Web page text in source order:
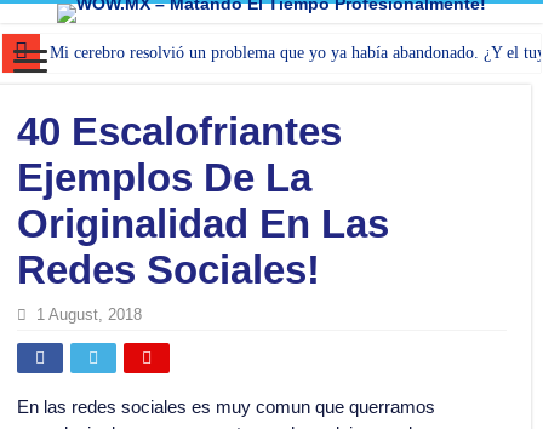
Mi cerebro resolvió un problema que yo ya había abandonado. ¿Y el
40 Escalofriantes
Ejemplos De La
Originalidad En Las
Redes Sociales!
1 August, 2018
En las redes sociales es muy comun que querramos